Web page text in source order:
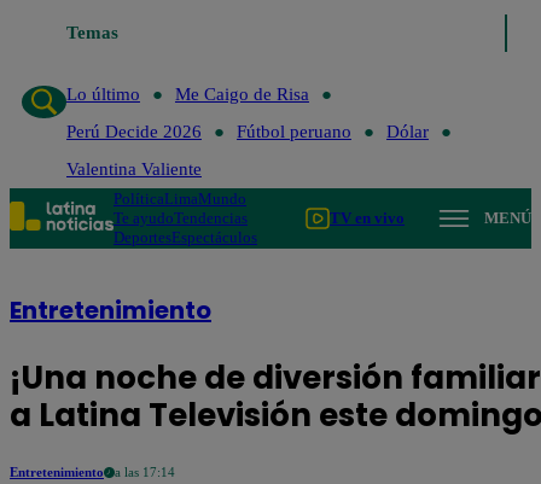
Temas
Lo último
Me Caigo de Risa
Perú Decide 2026
Fútbol peruano
Dólar
Valentina Valiente
PolíticaLimaMundo
Te ayudoTendencias
DeportesEspectáculos
TV en vivo MENÚ
Entretenimiento
¡Una noche de diversión
a Latina Televisión este
Entretenimiento a las 17:14